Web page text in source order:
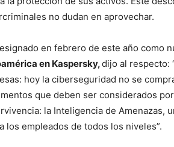
no dudan en aprovechar.
en febrero de este año como
en Kaspersky,dijo al respecto:
hoy la ciberseguridad no se
que deben ser considerados
la Inteligencia de Amenazas,
los empleados de todos los niveles”.